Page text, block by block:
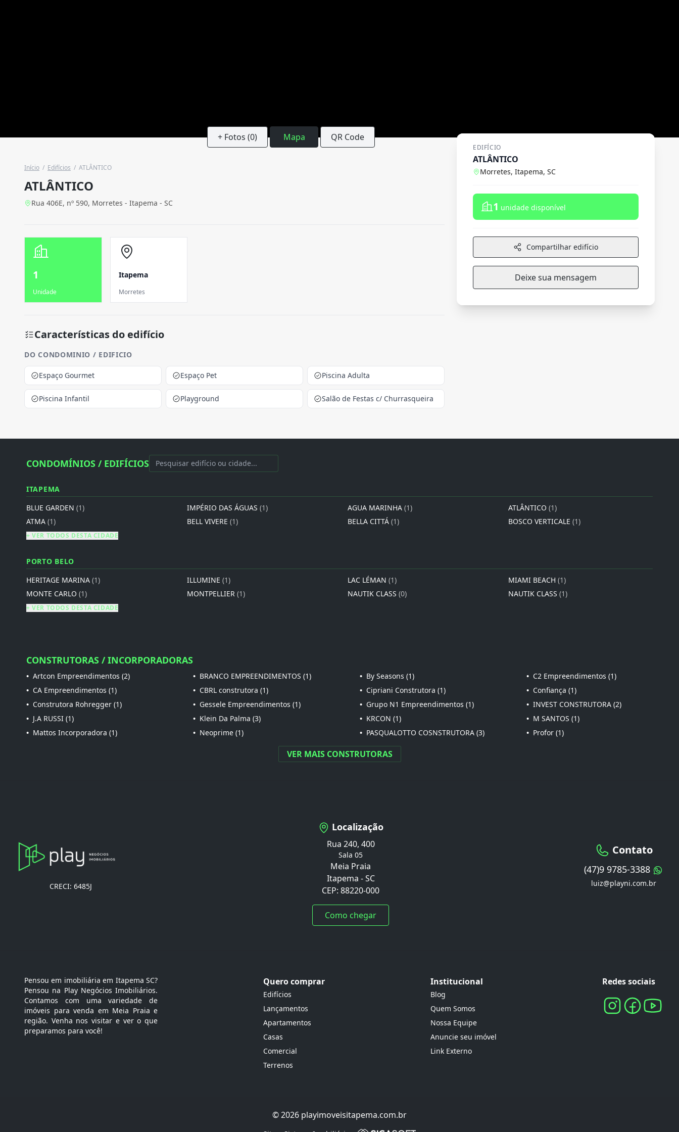
+ Fotos (0) Mapa QR Code
Início / Edifícios / ATLÂNTICO
ATLÂNTICO
Rua 406E, nº 590, Morretes - Itapema - SC
1
Unidade
Itapema
Morretes
Características do edifício
DO CONDOMINIO / EDIFICIO
Espaço Gourmet Espaço Pet Piscina Adulta
Piscina Infantil Playground Salão de Festas c/ Churrasqueira
EDIFÍCIO
ATLÂNTICO
Morretes, Itapema, SC
1 unidade disponível
Compartilhar edifício
Deixe sua mensagem
CONDOMÍNIOS / EDIFÍCIOS
ITAPEMA
BLUE GARDEN (1) IMPÉRIO DAS ÁGUAS (1) AGUA MARINHA (1) ATLÂNTICO (1)
ATMA (1) BELL VIVERE (1) BELLA CITTÁ (1) BOSCO VERTICALE (1)
+ VER TODOS DESTA CIDADE
PORTO BELO
HERITAGE MARINA (1) ILLUMINE (1) LAC LÉMAN (1) MIAMI BEACH (1)
MONTE CARLO (1) MONTPELLIER (1) NAUTIK CLASS (0) NAUTIK CLASS (1)
+ VER TODOS DESTA CIDADE
CONSTRUTORAS / INCORPORADORAS
• Artcon Empreendimentos (2) • BRANCO EMPREENDIMENTOS (1) • By Seasons (1) • C2 Empreendimentos (1)
• CA Empreendimentos (1) • CBRL construtora (1) • Cipriani Construtora (1) • Confiança (1)
• Construtora Rohregger (1) • Gessele Empreendimentos (1) • Grupo N1 Empreendimentos (1) • INVEST CONSTRUTORA (2)
• J.A RUSSI (1) • Klein Da Palma (3) • KRCON (1) • M SANTOS (1)
• Mattos Incorporadora (1) • Neoprime (1) • PASQUALOTTO COSNSTRUTORA (3) • Profor (1)
VER MAIS CONSTRUTORAS
CRECI: 6485J
Localização
Rua 240, 400
Sala 05
Meia Praia
Itapema - SC
CEP: 88220-000
Como chegar
Contato
(47)9 9785-3388
luiz@playni.com.br
Pensou em imobiliária em Itapema SC?
Pensou na Play Negócios Imobiliários.
Contamos com uma variedade de
imóveis para venda em Meia Praia e
região. Venha nos visitar e ver o que
preparamos para você!
Quero comprar
Edifícios
Lançamentos
Apartamentos
Casas
Comercial
Terrenos
Institucional
Blog
Quem Somos
Nossa Equipe
Anuncie seu imóvel
Link Externo
Redes sociais
© 2026 playimoveisitapema.com.br